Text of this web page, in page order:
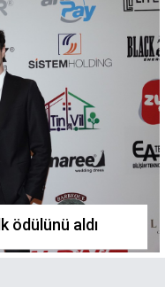
ödülünü aldı